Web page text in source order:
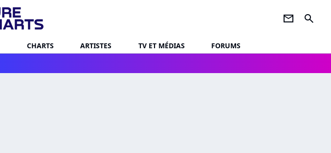
newsletter search
CHARTS ARTISTES TV ET MÉDIAS
FORUMS